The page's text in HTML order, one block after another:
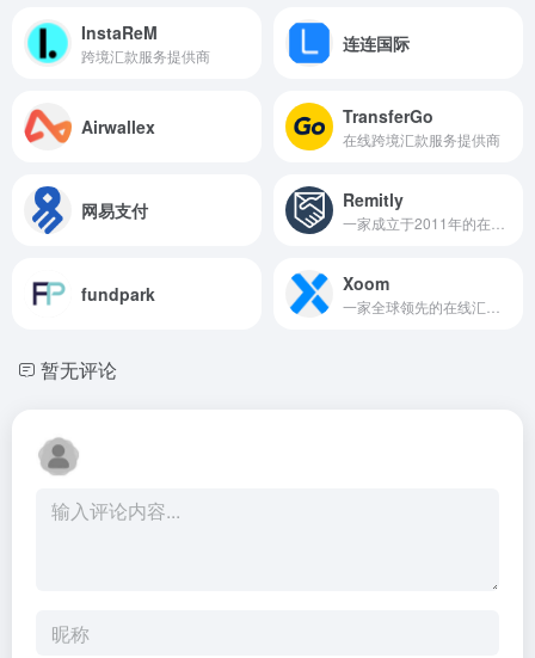
InstaReM
跨境汇款服务提供商
连连国际
Airwallex TransferGo
在线跨境汇款服务提供商
网易支付 Remitly
fundpark Xoom
暂无评论